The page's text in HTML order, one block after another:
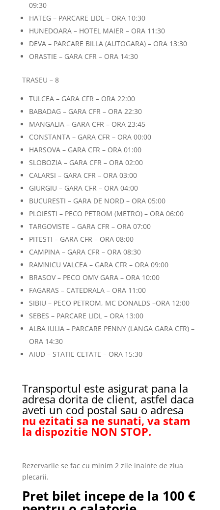
09:30
HATEG – PARCARE LIDL – ORA 10:30
HUNEDOARA – HOTEL MAIER – ORA 11:30
DEVA – PARCARE BILLA (AUTOGARA) – ORA 13:30
ORASTIE – GARA CFR – ORA 14:30
TRASEU – 8
TULCEA – GARA CFR – ORA 22:00
BABADAG – GARA CFR – ORA 22:30
MANGALIA – GARA CFR – ORA 23:45
CONSTANTA – GARA CFR – ORA 00:00
HARSOVA – GARA CFR – ORA 01:00
SLOBOZIA – GARA CFR – ORA 02:00
CALARSI – GARA CFR – ORA 03:00
GIURGIU – GARA CFR – ORA 04:00
BUCURESTI – GARA DE NORD – ORA 05:00
PLOIESTI – PECO PETROM (METRO) – ORA 06:00
TARGOVISTE – GARA CFR – ORA 07:00
PITESTI – GARA CFR – ORA 08:00
CAMPINA – GARA CFR – ORA 08:30
RAMNICU VALCEA – GARA CFR – ORA 09:00
BRASOV – PECO OMV GARA – ORA 10:00
FAGARAS – CATEDRALA – ORA 11:00
SIBIU – PECO PETROM, MC DONALDS –ORA 12:00
SEBES – PARCARE LIDL – ORA 13:00
ALBA IULIA – PARCARE PENNY (LANGA GARA CFR) –
ORA 14:30
AIUD – STATIE CETATE – ORA 15:30
Transportul este asigurat pana la
adresa dorita de client, astfel daca
aveti un cod postal sau o adresa
nu ezitati sa ne sunati, va stam
la dispozitie NON STOP.
Rezervarile se fac cu minim 2 zile inainte de ziua
plecarii.
Pret bilet incepe de la 100 €